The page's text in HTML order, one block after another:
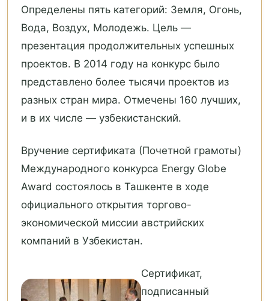
Определены пять категорий: Земля, Огонь,
Вода, Воздух, Молодежь. Цель —
презентация продолжительных успешных
проектов. В 2014 году на конкурс было
представлено более тысячи проектов из
разных стран мира. Отмечены 160 лучших,
и в их числе — узбекистанский.
Вручение сертификата (Почетной грамоты)
Международного конкурса Energy Globe
Award состоялось в Ташкенте в ходе
официального открытия торгово-
экономической миссии австрийских
компаний в Узбекистан.
Сертификат,
подписанный